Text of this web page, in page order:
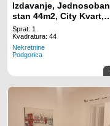
Izdavanje, Jednosoban
stan 44m2, City Kvart,
Podgorica
Sprat: 1
Kvadratura: 44
Nekretnine
Podgorica